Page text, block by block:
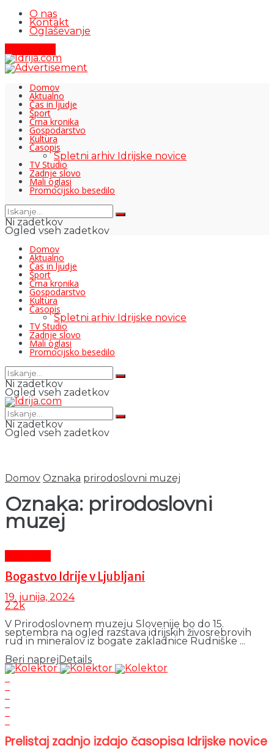
O nas
Kontakt
Oglaševanje
Domov
Aktualno
Čas in ljudje
Šport
Črna kronika
Gospodarstvo
Kultura
Časopis
Spletni arhiv Idrijske novice
TV Studio
Zadnje slovo
Mali oglasi
Promocijsko besedilo
Ni zadetkov
Ogled vseh zadetkov
Domov
Aktualno
Čas in ljudje
Šport
Črna kronika
Gospodarstvo
Kultura
Časopis
Spletni arhiv Idrijske novice
TV Studio
Zadnje slovo
Mali oglasi
Promocijsko besedilo
Ni zadetkov
Ogled vseh zadetkov
Ni zadetkov
Ogled vseh zadetkov
Domov Oznaka prirodoslovni muzej
Oznaka: prirodoslovni
muzej
Bogastvo Idrije v Ljubljani
19. junija, 2024
2.2k
V Prirodoslovnem muzeju Slovenije bo do 15.
septembra na ogled razstava idrijskih živosrebrovih
rud in mineralov iz bogate zakladnice Rudniške ...
Beri naprej Details
Prelistaj zadnjo izdajo časopisa Idrijske novice